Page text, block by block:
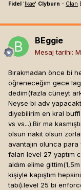
Fidel ' Ikae' Clyburn - Clan
BEggie
Mesaj tarihi:
Bırakmadan önce bi
öğreneceğim gece
dedim(fazla cüneyt
Neyse bi adv
diyebilirim en kral
vs vs...).Bir ma
olsun nakit olsun
avantajın olunca
falan level 27 yaptım
aldım elime
kişiyle kapıştım
tabi).level 25 bi